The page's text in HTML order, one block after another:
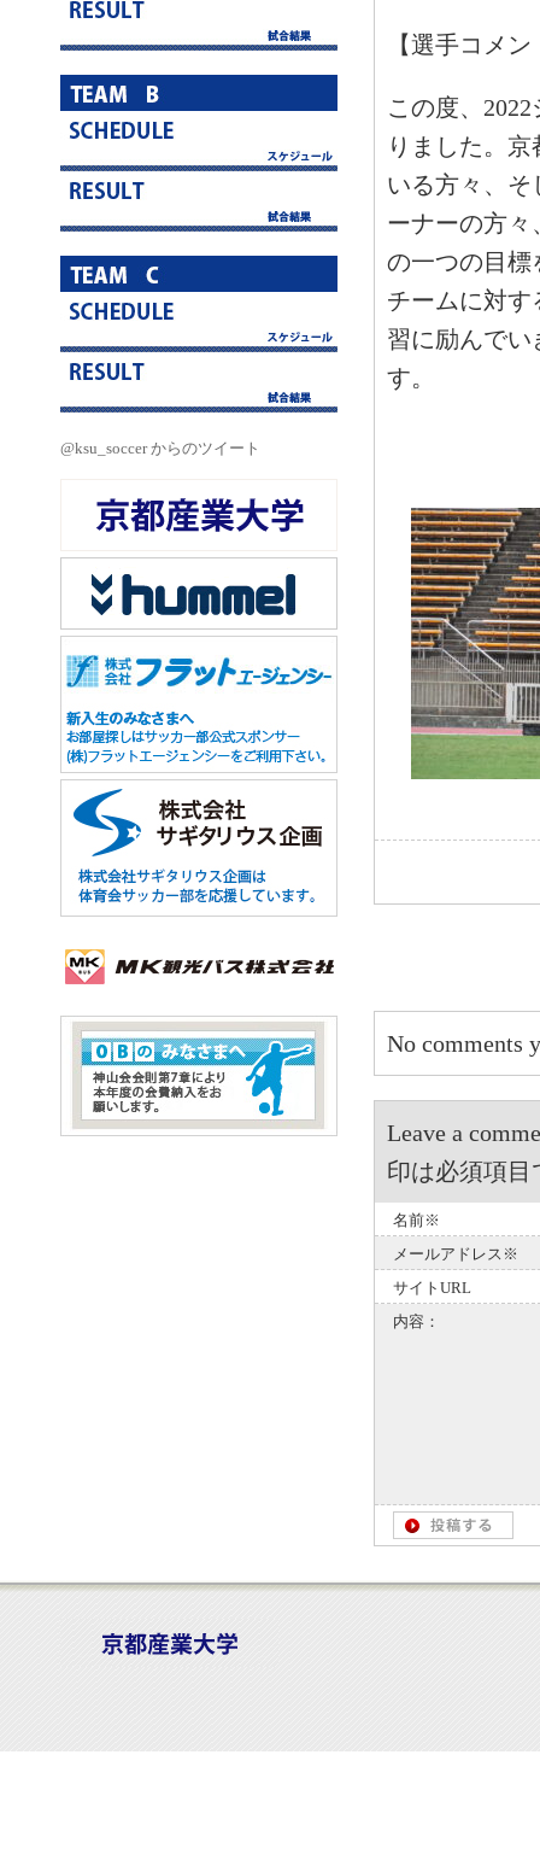
@ksu_soccer からのツイート
【選手コメ
この度、
りました。
いる方々、
ーナーの方
の一つの目標
チームに対
習に励んで
す。
No comments
Leave a
印は必須項目
名前※
メールアドレス※
サイトURL
内容：